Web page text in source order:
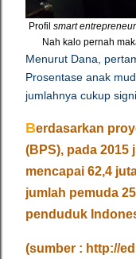
Profil smart entrepreneur
Nah kalo pernah
Menurut Dana,
Prosentase anak
jumlahnya cukup
Berdasarkan
(BPS), pada 2015
mencapai 62,4
jumlah pemuda
penduduk
(sumber : http://